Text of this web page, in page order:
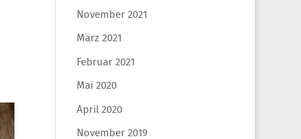
November 2021
März 2021
Februar 2021
Mai 2020
April 2020
November 2019